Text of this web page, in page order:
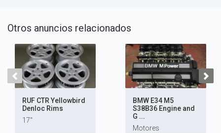
Otros anuncios relacionados
RUF CTR Yellowbird
Denloc Rims
17"
BMW E34 M5
S38B36 Engine and
G ...
Motores